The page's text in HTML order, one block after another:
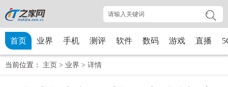
首页 业界 手机 测评 软件 数码 游戏 直播
当前位置： 主页 > 业界 > 详情